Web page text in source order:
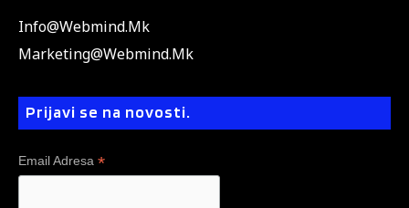
Info@webmind.mk
Marketing@webmind.mk
Prijavi se na novosti.
Email Adresa *